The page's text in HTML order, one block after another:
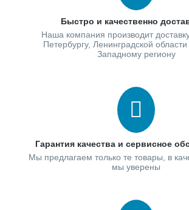
Быстро и качественно
Наша компания производит
Петербургу, Ленинградской
Западному региону
Гарантия качества и сервисное
Мы предлагаем только те товары, в
мы уверены